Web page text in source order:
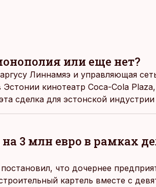
или еще нет?
Линнамяэ и управляющая
кинотеатр Coca-Cola
сделка для эстонской
3 млн евро в рамках
что дочернее
картель вместе с